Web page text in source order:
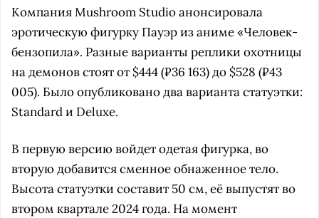
Компания Mushroom Studio анонсировала
эротическую фигурку Пауэр из аниме «Человек-
бензопила». Разные варианты реплики охотницы
на демонов стоят от $444 (₽36 163) до $528 (₽43
005). Было опубликовано два варианта статуэтки:
Standard и Deluxe.
В первую версию войдет одетая фигурка, во
вторую добавится сменное обнаженное тело.
Высота статуэтки составит 50 см, её выпустят во
втором квартале 2024 года. На момент